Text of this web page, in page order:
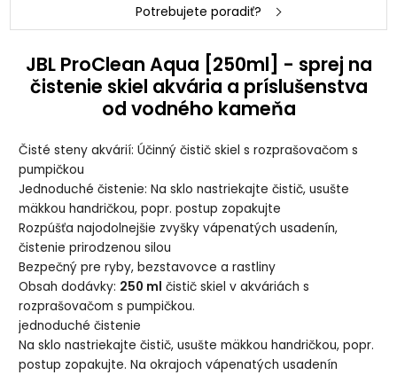
Potrebujete poradiť?
JBL ProClean Aqua [250ml] - sprej na
čistenie skiel akvária a príslušenstva
od vodného kameňa
Čisté steny akvárií: Účinný čistič skiel s rozprašovačom s
pumpičkou
Jednoduché čistenie: Na sklo nastriekajte čistič, usušte
mäkkou handričkou, popr. postup zopakujte
Rozpúšťa najodolnejšie zvyšky vápenatých usadenín,
čistenie prirodzenou silou
Bezpečný pre ryby, bezstavovce a rastliny
Obsah dodávky: 250 ml čistič skiel v akváriách s
rozprašovačom s pumpičkou.
jednoduché čistenie
Na sklo nastriekajte čistič, usušte mäkkou handričkou, popr.
postup zopakujte. Na okrajoch vápenatých usadenín